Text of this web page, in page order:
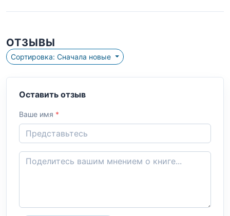
ОТЗЫВЫ
Сортировка: Сначала новые
Оставить отзыв
Ваше имя *